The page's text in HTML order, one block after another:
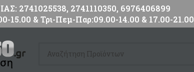
2741025538, 2741110350, 6976406899
15.00 & Τρι-Πεμ-Παρ:09.00-14.00 & 17.00-21.00